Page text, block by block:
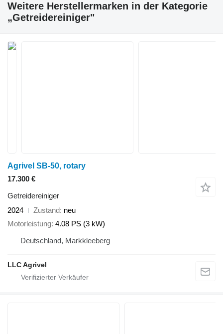
Weitere Herstellermarken in der Kategorie
„Getreidereiniger"
Agrivel SB-50, rotary
17.300 €
Getreidereiniger
2024
Zustand neu
Motorleistung 4.08 PS (3 kW)
Deutschland, Markkleeberg
LLC Agrivel